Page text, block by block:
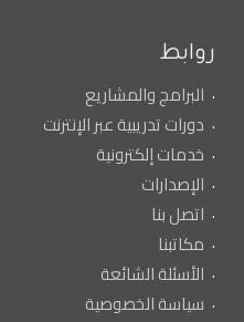
روابط
البرامج والمشاريع
دورات تدريبية عبر الإنترنت
خدمات إلكترونية
الإصدارات
اتصل بنا
مكاتبنا
الأسئلة الشائعة
سياسة الخصوصية